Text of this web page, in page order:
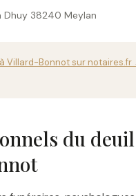
Dhuy 38240 Meylan
Villard-Bonnot sur notaires.fr
du